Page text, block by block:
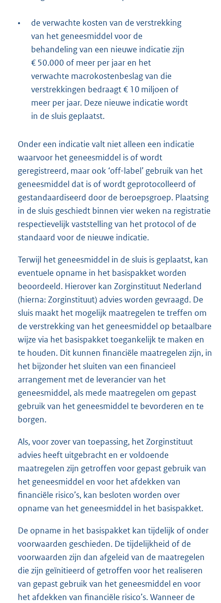
•
de verwachte kosten van de verstrekking
van het geneesmiddel voor de
behandeling van een nieuwe indicatie zijn
€ 50.000 of meer per jaar en het
verwachte macrokostenbeslag van die
verstrekkingen bedraagt € 10 miljoen of
meer per jaar. Deze nieuwe indicatie wordt
in de sluis geplaatst.
Onder een indicatie valt niet alleen een indicatie
waarvoor het geneesmiddel is of wordt
geregistreerd, maar ook ‘off-label’ gebruik van het
geneesmiddel dat is of wordt geprotocolleerd of
gestandaardiseerd door de beroepsgroep. Plaatsing
in de sluis geschiedt binnen vier weken na registratie
respectievelijk vaststelling van het protocol of de
standaard voor de nieuwe indicatie.
Terwijl het geneesmiddel in de sluis is geplaatst, kan
eventuele opname in het basispakket worden
beoordeeld. Hierover kan Zorginstituut Nederland
(hierna: Zorginstituut) advies worden gevraagd. De
sluis maakt het mogelijk maatregelen te treffen om
de verstrekking van het geneesmiddel op betaalbare
wijze via het basispakket toegankelijk te maken en
te houden. Dit kunnen financiële maatregelen zijn, in
het bijzonder het sluiten van een financieel
arrangement met de leverancier van het
geneesmiddel, als mede maatregelen om gepast
gebruik van het geneesmiddel te bevorderen en te
borgen.
Als, voor zover van toepassing, het Zorginstituut
advies heeft uitgebracht en er voldoende
maatregelen zijn getroffen voor gepast gebruik van
het geneesmiddel en voor het afdekken van
financiële risico’s, kan besloten worden over
opname van het geneesmiddel in het basispakket.
De opname in het basispakket kan tijdelijk of onder
voorwaarden geschieden. De tijdelijkheid of de
voorwaarden zijn dan afgeleid van de maatregelen
die zijn geïnitieerd of getroffen voor het realiseren
van gepast gebruik van het geneesmiddel en voor
het afdekken van financiële risico’s. Wanneer de